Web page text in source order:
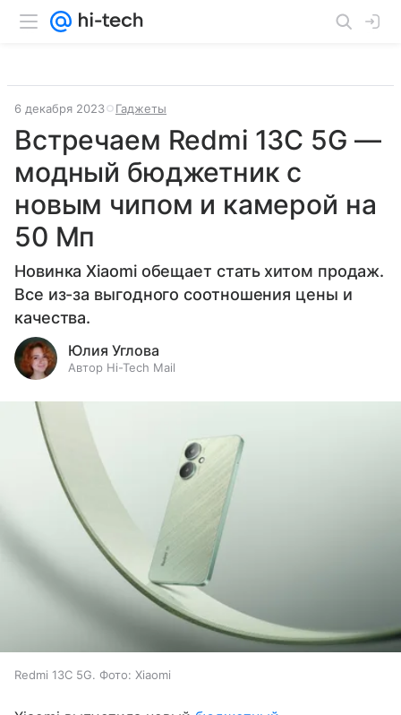
6 декабря 2023 Гаджеты
Встречаем Redmi 13C 5G —
модный бюджетник с
новым чипом и камерой на
50 Мп
Новинка Xiaomi обещает стать хитом продаж.
Все из-за выгодного соотношения цены и
качества.
Юлия Углова
Автор Hi-Tech Mail
Redmi 13C 5G. Фото: Xiaomi